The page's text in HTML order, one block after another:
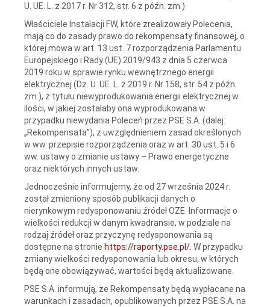
U. UE. L. z 2017 r. Nr 312, str. 6 z późn. zm.)
Właściciele Instalacji FW, które zrealizowały Polecenia,
mają co do zasady prawo do rekompensaty finansowej, o
której mowa w art. 13 ust. 7 rozporządzenia Parlamentu
Europejskiego i Rady (UE) 2019/943 z dnia 5 czerwca
2019 roku w sprawie rynku wewnętrznego energii
elektrycznej (Dz. U. UE. L. z 2019 r. Nr 158, str. 54 z późn.
zm.), z tytułu niewyprodukowania energii elektrycznej w
ilości, w jakiej zostałaby ona wyprodukowana w
przypadku niewydania Poleceń przez PSE S.A. (dalej:
„Rekompensata”), z uwzględnieniem zasad określonych
w ww. przepisie rozporządzenia oraz w art. 30 ust. 5 i 6
ww. ustawy o zmianie ustawy – Prawo energetyczne
oraz niektórych innych ustaw.
Jednocześnie informujemy, że od 27 września 2024 r.
został zmieniony sposób publikacji danych o
nierynkowym redysponowaniu źródeł OZE. Informacje o
wielkości redukcji w danym kwadransie, w podziale na
rodzaj źródeł oraz przyczynę redysponowania są
dostępne na stronie https://raporty.pse.pl/ . W przypadku
zmiany wielkości redysponowania lub okresu, w których
będą one obowiązywać, wartości będą aktualizowane.
PSE S.A. informują, że Rekompensaty będą wypłacane na
warunkach i zasadach, opublikowanych przez PSE S.A. na